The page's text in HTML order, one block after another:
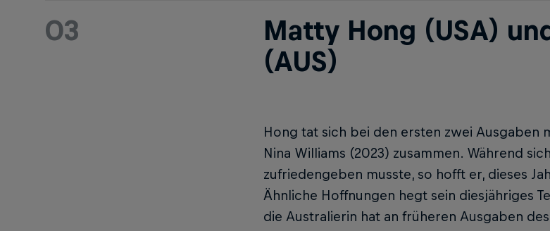
03
Matty Hong (USA)
(AUS)
Hong tat sich bei den ersten zwei Ausgaben
Nina Williams (2023) zusammen. Während
zufriedengeben musste, so hofft er, dieses
Ähnliche Hoffnungen hegt sein diesjähriges
die Australierin hat an früheren Ausgaben